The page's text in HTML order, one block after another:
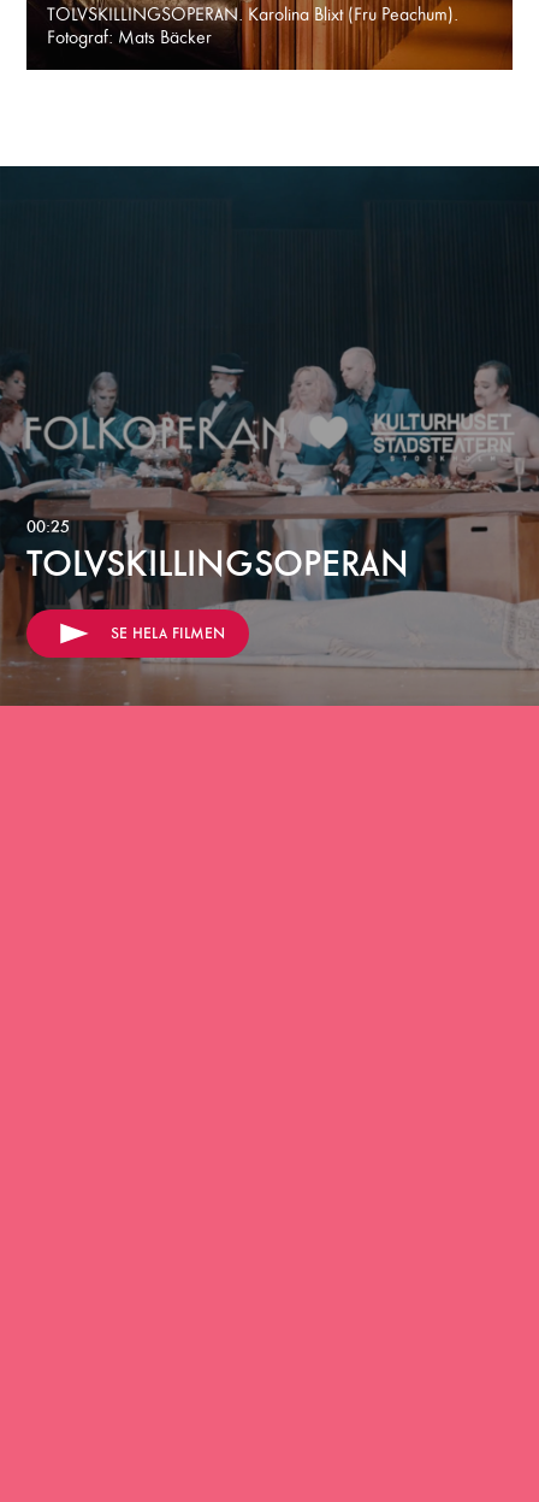
TOLVSKILLINGSOPERAN. Karolina Blixt (Fru Peachum).
Fotograf: Mats Bäcker
00:25
TOLVSKILLINGSOPERAN
SE HELA FILMEN